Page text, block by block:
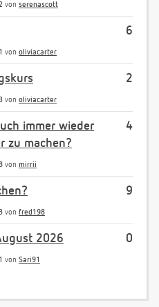
von serenascott
6
von oliviacarter
2
von oliviacarter
4
immer wieder
zu machen?
von mirrii
9
von fred198
0
2026
von Sari91